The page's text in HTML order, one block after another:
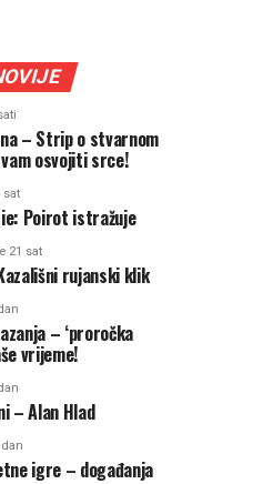
– Strip o stvarnom
osvojiti srce!
sat
Poirot istražuje
21 sat
rujanski klik
– ‘proročka
vrijeme!
– Alan Hlad
igre – događanja